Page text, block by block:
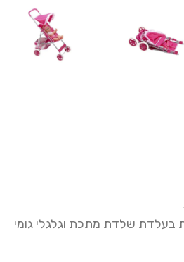
בעלדת שלדת מתכת וגלגלי גומי